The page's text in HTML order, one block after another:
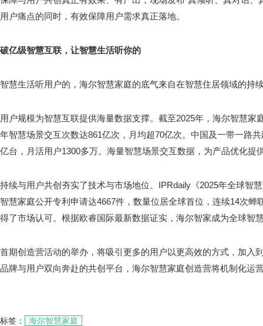
用户痛点的同时，有效保障用户需求真正落地。
破亿级智慧互联，让智慧生活听你的
智慧生活听用户的，海尔智慧家庭的底气来自在智慧住居领域的持
用户规模为智慧互联提供海量数据支撑。截至2025年，海尔智慧家
年智慧场景交互次数达861亿次，月均超70亿次。中国及一带一路
亿台，月活用户1300多万。海量智慧场景交互数据，为产品优化提
持续与用户共创夯实了技术与市场地位。IPRdaily《2025年全球智
智慧家庭公开专利申请达4667件，数量位居全球首位，连续14次蝉
得了市场认可。根据欧睿国际最新数据证实，海尔智家成为全球智
首期创造营活动的举办，将吸引更多的用户以更高效的方式，加入
品牌与用户双向奔赴的共创平台，海尔智慧家庭创造营将机制化运
标签： 海尔智慧家庭